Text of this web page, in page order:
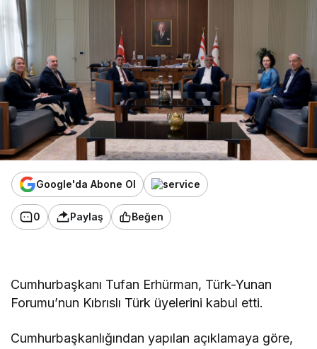
Google'da Abone Ol
0 Paylaş Beğen
Cumhurbaşkanı Tufan Erhürman, Türk-Yunan
Forumu’nun Kıbrıslı Türk üyelerini kabul etti.
Cumhurbaşkanlığından yapılan açıklamaya göre,